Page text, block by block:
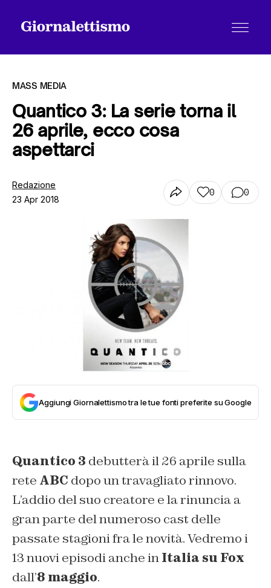
Tutti gli articoli
Chi siamo
MASS MEDIA
Quantico 3: La serie torna il
26 aprile, ecco cosa
aspettarci
Redazione
23 Apr 2018
0 0
Aggiungi Giornalettismo tra le tue fonti preferite su Google
Quantico 3 debutterà il 26 aprile sulla
rete ABC dopo un travagliato rinnovo.
L’addio del suo creatore e la rinuncia a
gran parte del numeroso cast delle
passate stagioni fra le novità. Vedremo i
13 nuovi episodi anche inItalia su Fox
dall’8 maggio.